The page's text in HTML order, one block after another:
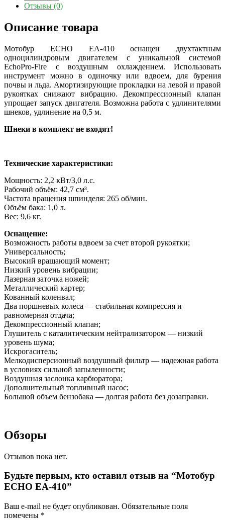
Отзывы (0)
Описание товара
Мотобур EСНО EA-410 оснащен двухтактным
одноцилиндровым двигателем c уникальной системой
EchoPro-Fire с воздушным охлаждением. Использовать
инструмент можно в одиночку или вдвоем, для бурения
почвы и льда. Амортизирующие прокладки на левой и правой
рукоятках снижают вибрацию. Декомпрессионный клапан
упрощает запуск двигателя. Возможна работа с удлинителями
шнеков, удлинение на 0,5 м.
Шнеки в комплект не входят!
Технические характеристики:
Мощность: 2,2 кВт/3,0 л.с.
Рабочий объём: 42,7 см³.
Частота вращения шпинделя: 265 об/мин.
Объём бака: 1,0 л.
Вес: 9,6 кг.
Оснащение:
Возможность работы вдвоем за счет второй рукоятки;
Универсальность;
Высокий вращающий момент;
Низкий уровень вибрации;
Лазерная заточка ножей;
Металлический картер;
Кованный коленвал;
Два поршневых колеса — стабильная компрессия и
равномерная отдача;
Декомпрессионный клапан;
Глушитель с каталитическим нейтрализатором — низкий
уровень шума;
Искрогаситель;
Мелкодисперсионный воздушный фильтр — надежная работа
в условиях сильной запыленности;
Воздушная заслонка карбюратора;
Дополнительный топливный насос;
Большой объем бензобака — долгая работа без дозаправки.
Обзоры
Отзывов пока нет.
Будьте первым, кто оставил отзыв на “Мотобур
ECHO EA-410”
Ваш e-mail не будет опубликован. Обязательные поля
помечены *